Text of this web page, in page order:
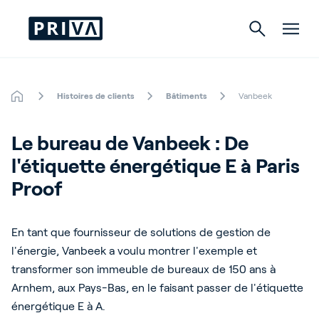
Horticulture
Bâtiments
Culture d’intérieur
About Priva
Contact
Histoires de clients Bâtiments Vanbeek
Le bureau de Vanbeek : De
l'étiquette énergétique E à Paris
Proof
En tant que fournisseur de solutions de gestion de
l'énergie, Vanbeek a voulu montrer l'exemple et
transformer son immeuble de bureaux de 150 ans à
Arnhem, aux Pays-Bas, en le faisant passer de l'étiquette
énergétique E à A.